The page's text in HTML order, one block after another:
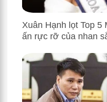
Xuân Hạnh lọt Top 5
ấn rực rỡ của nhan